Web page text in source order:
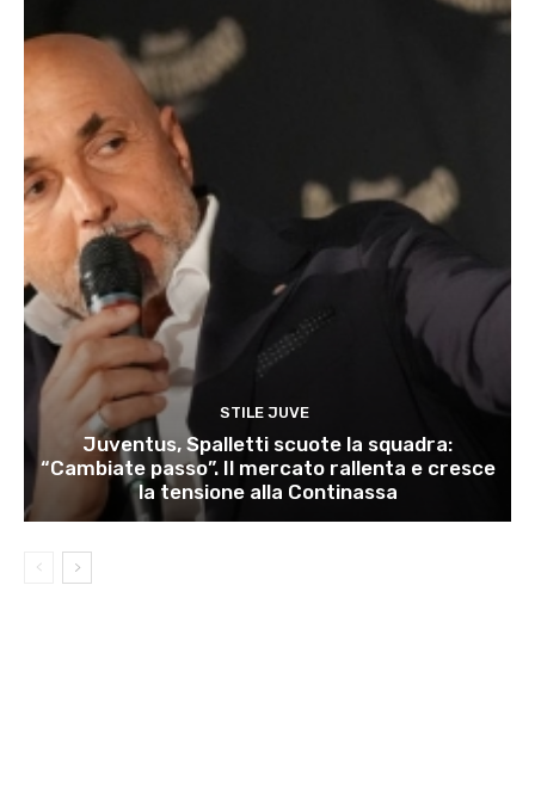
STILE JUVE
Juventus, Spalletti scuote la squadra:
“Cambiate passo”. Il mercato rallenta e cresce
la tensione alla Continassa